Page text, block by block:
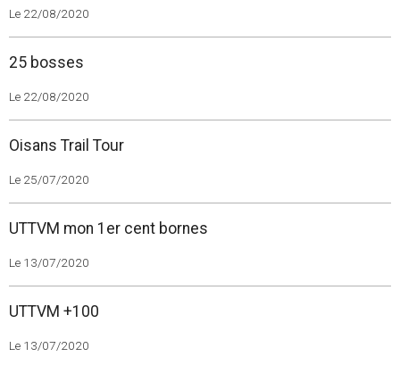
Le 22/08/2020
25 bosses
Le 22/08/2020
Oisans Trail Tour
Le 25/07/2020
UTTVM mon 1er cent bornes
Le 13/07/2020
UTTVM +100
Le 13/07/2020